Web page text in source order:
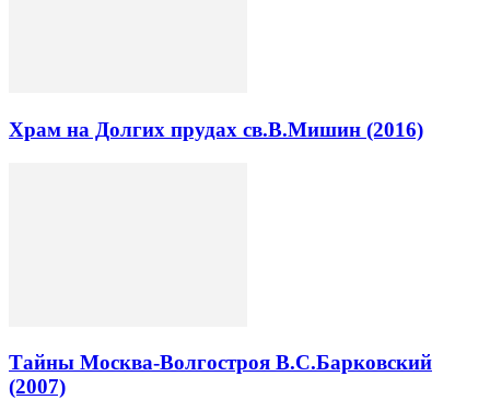
Храм на Долгих прудах св.В.Мишин (2016)
Тайны Москва-Волгостроя В.С.Барковский
(2007)